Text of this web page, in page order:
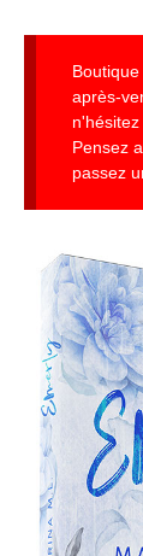
après-
Pensez
passez